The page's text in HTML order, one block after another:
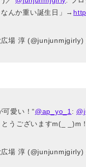
なんか重い誕生日」→
場 淳 (@junjunmjgirly)
愛い！“@ap_yo_1 :
とうございますm(_ _)m
場 淳 (@junjunmjgirly)